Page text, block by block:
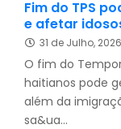
Fim do TPS
e afetar
31 de Julho, 2026
O fim do
haitianos pode
além da
sa&ua...